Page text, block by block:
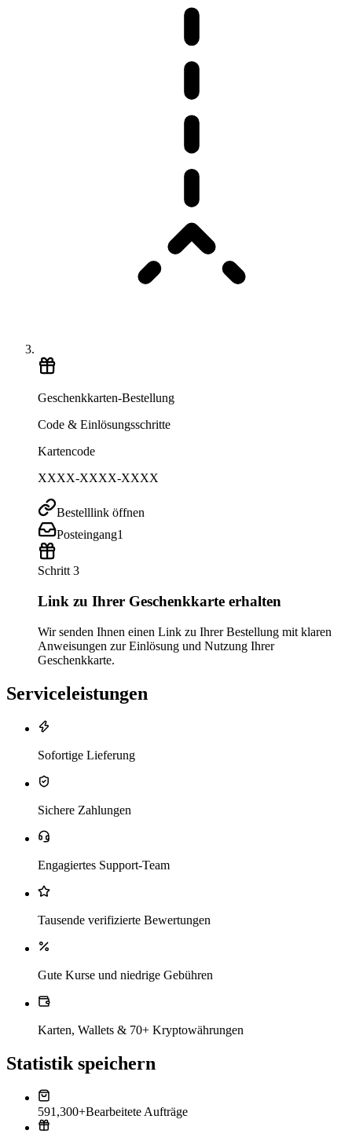
Geschenkkarten-Bestellung
Code & Einlösungsschritte
Kartencode
XXXX-XXXX-XXXX
Bestelllink öffnen
Posteingang1
Schritt 3
Link zu Ihrer Geschenkkarte erhalten
Wir senden Ihnen einen Link zu Ihrer Bestellung mit klaren
Anweisungen zur Einlösung und Nutzung Ihrer
Geschenkkarte.
Serviceleistungen
Sofortige Lieferung
Sichere Zahlungen
Engagiertes Support-Team
Tausende verifizierte Bewertungen
Gute Kurse und niedrige Gebühren
Karten, Wallets & 70+ Kryptowährungen
Statistik speichern
591,300+Bearbeitete Aufträge